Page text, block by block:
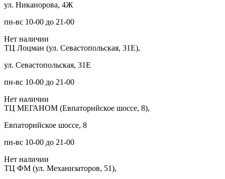
ул. Никанорова, 4Ж
пн-вс 10-00 до 21-00
Нет наличии
ТЦ Лоцман (ул. Севастопольская, 31Е),
ул. Севастопольская, 31Е
пн-вс 10-00 до 21-00
Нет наличии
ТЦ МЕГАНОМ (Евпаторийское шоссе, 8),
Евпаторийское шоссе, 8
пн-вс 10-00 до 21-00
Нет наличии
ТЦ ФМ (ул. Механизаторов, 51),